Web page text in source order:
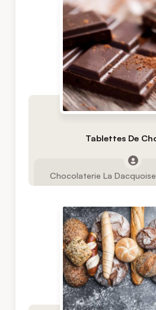
Tablettes De
Chocolaterie La